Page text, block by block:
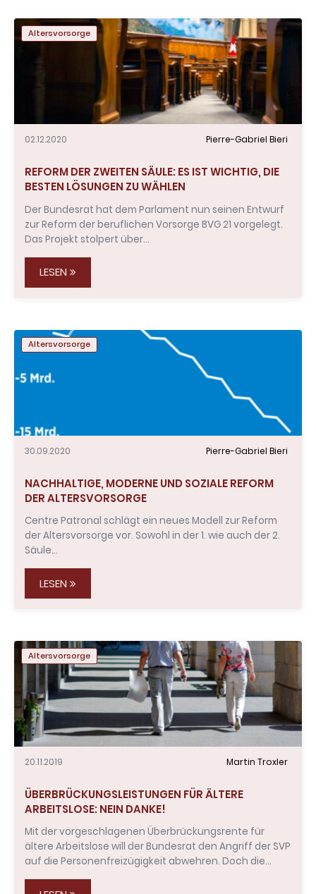
Altersvorsorge
02.12.2020 Pierre-Gabriel Bieri
REFORM DER ZWEITEN SÄULE: ES IST WICHTIG, DIE
BESTEN LÖSUNGEN ZU WÄHLEN
Der Bundesrat hat dem Parlament nun seinen Entwurf
zur Reform der beruflichen Vorsorge BVG 21 vorgelegt.
Das Projekt stolpert über…
LESEN
Altersvorsorge
30.09.2020 Pierre-Gabriel Bieri
NACHHALTIGE, MODERNE UND SOZIALE REFORM
DER ALTERSVORSORGE
Centre Patronal schlägt ein neues Modell zur Reform
der Altersvorsorge vor. Sowohl in der 1. wie auch der 2.
Säule…
LESEN
Altersvorsorge
20.11.2019 Martin Troxler
ÜBERBRÜCKUNGSLEISTUNGEN FÜR ÄLTERE
ARBEITSLOSE: NEIN DANKE!
Mit der vorgeschlagenen Überbrückungsrente für
ältere Arbeitslose will der Bundesrat den Angriff der SVP
auf die Personenfreizügigkeit abwehren. Doch die…